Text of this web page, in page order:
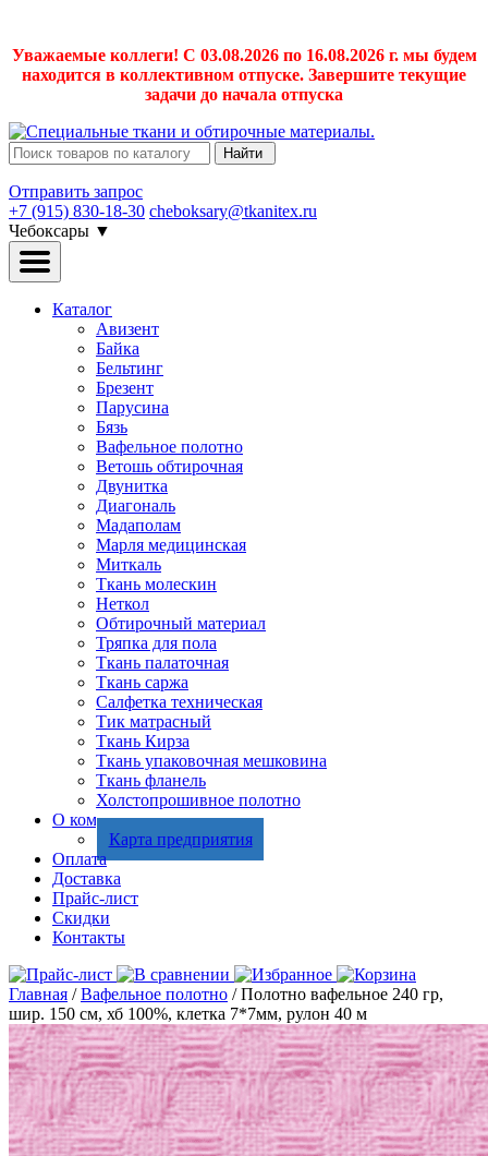
Уважаемые коллеги! С 03.08.2026 по 16.08.2026 г. мы будем
находится в коллективном отпуске. Завершите текущие
задачи до начала отпуска
Найти
Отправить запрос
+7 (915) 830-18-30 cheboksary@tkanitex.ru
Чебоксары ▼
Каталог
Авизент
Байка
Бельтинг
Брезент
Парусина
Бязь
Вафельное полотно
Ветошь обтирочная
Двунитка
Диагональ
Мадаполам
Марля медицинская
Миткаль
Ткань молескин
Неткол
Обтирочный материал
Тряпка для пола
Ткань палаточная
Ткань саржа
Салфетка техническая
Тик матрасный
Ткань Кирза
Ткань упаковочная мешковина
Ткань фланель
Холстопрошивное полотно
О компании
Карта предприятия
Оплата
Доставка
Прайс-лист
Скидки
Контакты
Главная /Вафельное полотно / Полотно вафельное 240 гр,
шир. 150 см, хб 100%, клетка 7*7мм, рулон 40 м